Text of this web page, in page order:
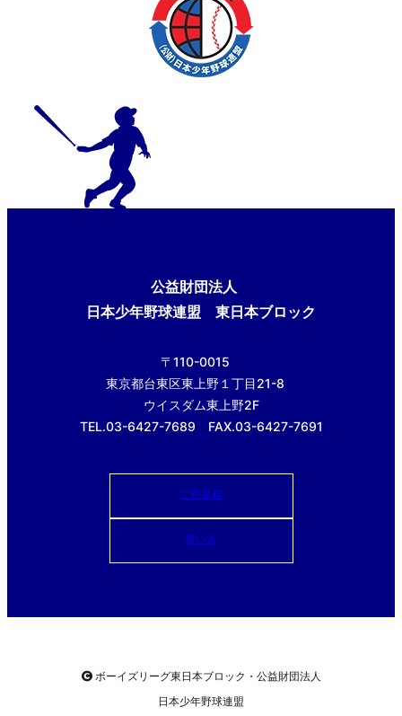
公益財団法人
日本少年野球連盟 東日本ブロック
〒110-0015
東京都台東区東上野１丁目21-8
ウイスダム東上野2F
TEL.03-6427-7689 FAX.03-6427-7691
ご意見箱
使い方
ボーイズリーグ東日本ブロック・公益財団法人
日本少年野球連盟